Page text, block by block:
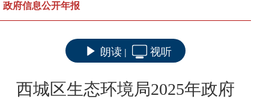
政府信息公开年报
朗读 | 视听
西城区生态环境局2025年政府